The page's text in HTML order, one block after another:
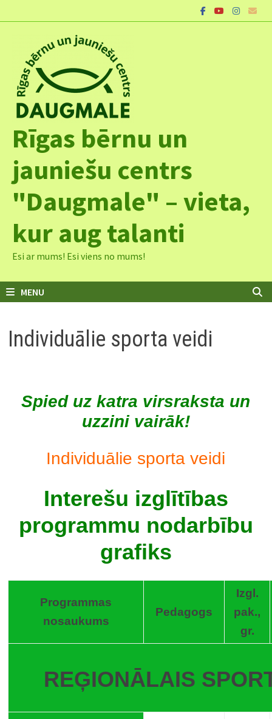
to
Rīgas bērnu un
jauniešu centrs
"Daugmale" – vieta,
kur aug talanti
Esi ar mums! Esi viens no mums!
MENU
Individuālie sporta veidi
Spied uz katra virsraksta un
uzzini vairāk!
Individuālie sporta veidi
Interešu izglītības
programmu nodarbību
grafiks
Programmas
nosaukums
Pedagogs
Izgl.
pak.,
gr.
REĢIONĀLAIS